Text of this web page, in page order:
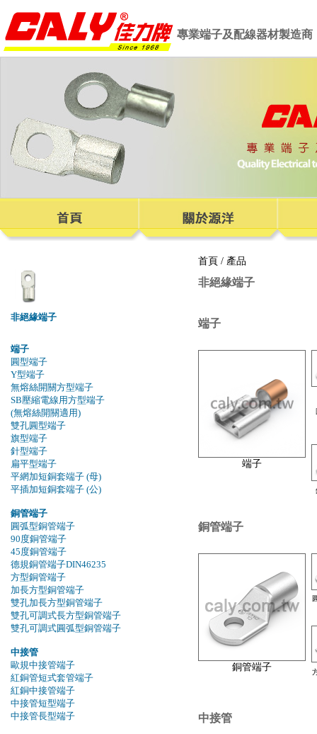
專業端子及配線器材製造商
首頁 / 產品
非絕緣端子
端子
圓型端子
Y型端子
無熔絲開關方型端子
SB壓縮電線用方型端子
(無熔絲開關適用)
雙孔圓型端子
旗型端子
針型端子
扁平型端子
平網加短銅套端子 (母)
平插加短銅套端子 (公)
銅管端子
圓弧型銅管端子
90度銅管端子
45度銅管端子
德規銅管端子DIN46235
方型銅管端子
加長方型銅管端子
雙孔加長方型銅管端子
雙孔可調式長方型銅管端子
雙孔可調式圓弧型銅管端子
中接管
歐規中接管端子
紅銅管短式套管端子
紅銅中接管端子
中接管短型端子
中接管長型端子
非絕緣端子
端子
端子
銅管端子
銅管端子
中接管